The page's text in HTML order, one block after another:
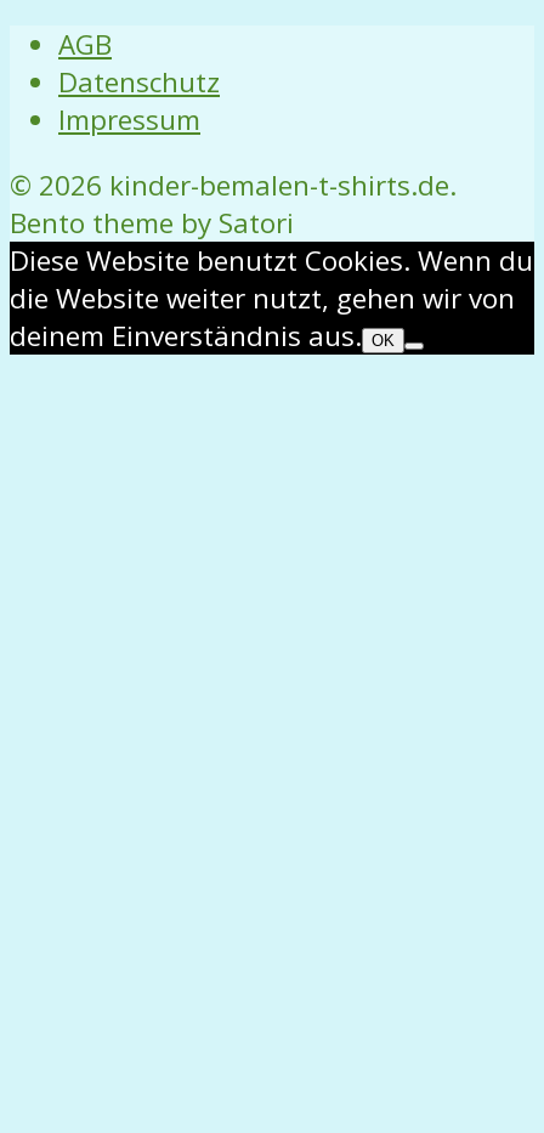
AGB
Datenschutz
Impressum
© 2026 kinder-bemalen-t-shirts.de.
Bento theme by Satori
Diese Website benutzt Cookies. Wenn du
die Website weiter nutzt, gehen wir von
deinem Einverständnis aus. OK